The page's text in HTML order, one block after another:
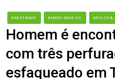
#DESTAQUE #MATO GROSSO #POLÍCIA
Homem é
com três
esfaqueado em